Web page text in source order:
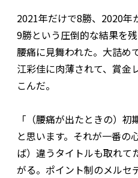
2021年だけで8勝、2020年
9勝という圧倒的な結果を
腰痛に見舞われた。大詰め
江彩佳に肉薄されて、賞金
こんだ。
「（腰痛が出たときの）初
と思います。それが一番の
ば）違うタイトルも取れて
がる。ポイント制のメルセ